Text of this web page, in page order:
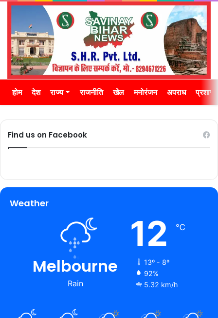
होम देश राज्य राजनीति खेल मनोरंजन अपराध
Find us on Facebook
Weather
Melbourne
Rain
12 ℃
13º - 8º
92%
5.32 km/h